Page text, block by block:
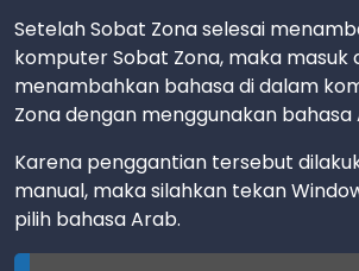
Setelah Sobat Zona selesai
komputer Sobat Zona, maka masuk
menambahkan bahasa di dalam
Zona dengan menggunakan bahasa
Karena penggantian tersebut
manual, maka silahkan tekan
pilih bahasa Arab.